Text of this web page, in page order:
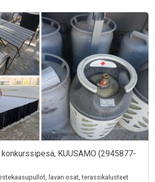
KUUSAMO (2945877-
lavan osat, terassikalusteet